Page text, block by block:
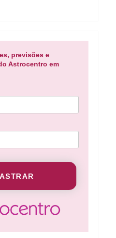
previsões e
Astrocentro em